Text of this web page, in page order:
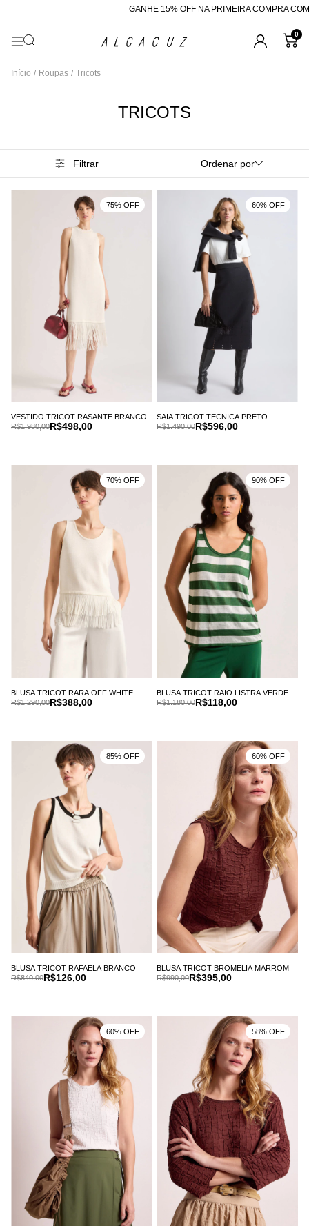
GANHE 15% OFF NA PRIMEIRA COMPRA COM O
0
Início / Roupas / Tricots
TRICOTS
Filtrar Ordenar por
VESTIDO TRICOT RASANTE BRANCO
R$498,00
R$1.980,00
75% OFF
SAIA TRICOT TECNICA PRETO
R$596,00
R$1.490,00
60% OFF
BLUSA TRICOT RARA OFF WHITE
R$388,00
R$1.290,00
70% OFF
BLUSA TRICOT RAIO LISTRA VERDE
R$118,00
R$1.180,00
90% OFF
BLUSA TRICOT RAFAELA BRANCO
R$126,00
R$840,00
85% OFF
BLUSA TRICOT BROMELIA MARROM
R$395,00
R$990,00
60% OFF
60% OFF 58% OFF